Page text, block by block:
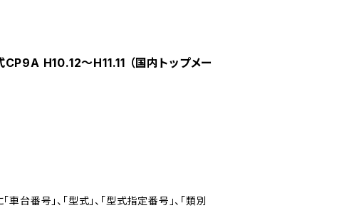
H10.12～H11.11 （国内トップメー
台番号」、「型式」、「型式指定番号」、「類別